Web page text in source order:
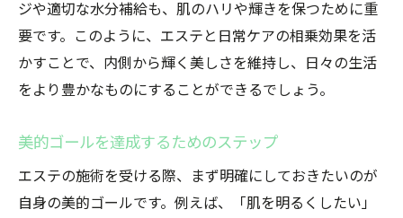
ジや適切な水分補給も、肌のハリや輝きを保つために重
要です。このように、エステと日常ケアの相乗効果を活
かすことで、内側から輝く美しさを維持し、日々の生活
をより豊かなものにすることができるでしょう。
美的ゴールを達成するためのステップ
エステの施術を受ける際、まず明確にしておきたいのが
自身の美的ゴールです。例えば、「肌を明るくしたい」